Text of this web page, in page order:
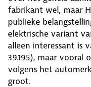
fabrikant wel, maar
publieke
elektrische variant
alleen interessant is
39.195), maar vooral
volgens het
groot.